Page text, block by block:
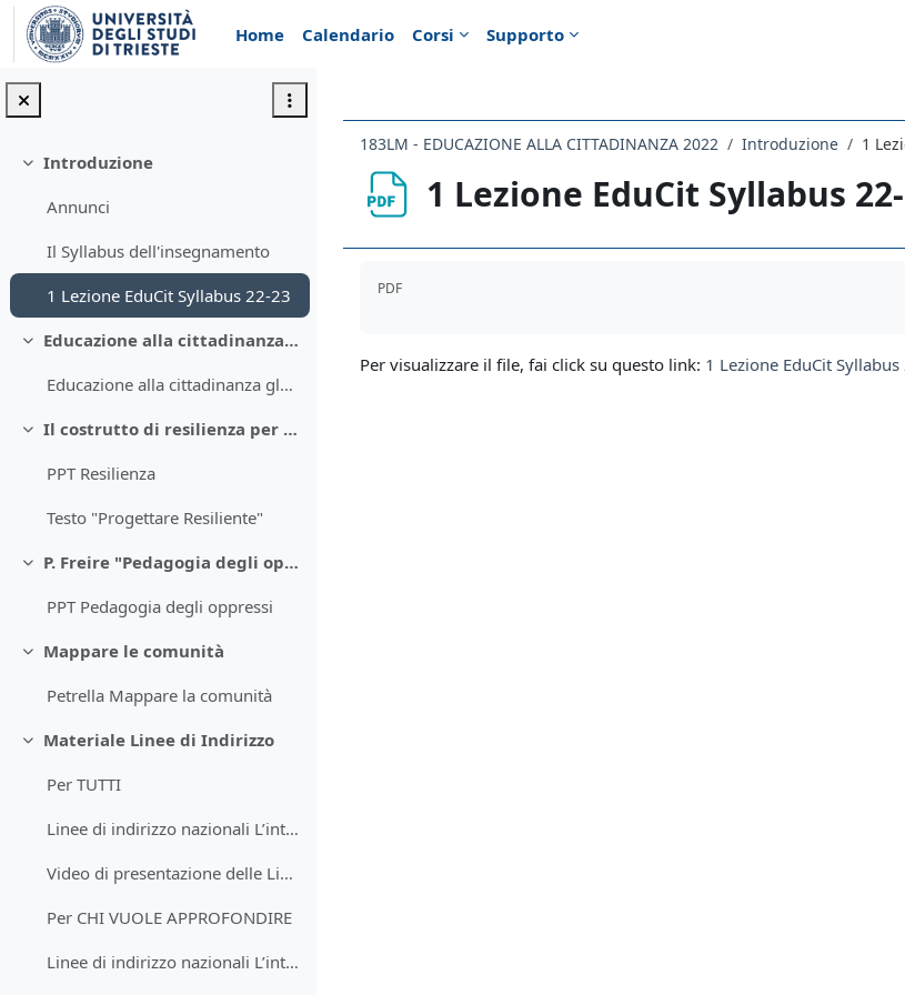
Vai al contenuto principale
Home
Calendario Corsi Supporto
Minimizza
Introduzione
Annunci
Il Syllabus dell'insegnamento
1 Lezione EduCit Syllabus 22-23
Minimizza
Educazione alla cittadinanza globale
Educazione alla cittadinanza globale
Minimizza
Il costrutto di resilienza per un progettare resiliente
PPT Resilienza
Testo "Progettare Resiliente"
Minimizza
P. Freire "Pedagogia degli oppressi"
PPT Pedagogia degli oppressi
Minimizza
Mappare le comunità
Petrella Mappare la comunità
Minimizza
Materiale Linee di Indirizzo
Per TUTTI
Linee di indirizzo nazionali L’intervento con bambini e famiglie in situazione di vulnerabilità. Versione Easy to Read
Video di presentazione delle Linee di indirizzo L’intervento con bambini e famiglie in situazione di vulnerabilità
Per CHI VUOLE APPROFONDIRE
Linee di indirizzo nazionali L’intervento con bambini e famiglie in situazione di vulnerabilità. Versione completa
183LM - EDUCAZIONE ALLA CITTADINANZA 2022 Introduzione 1
1 Lezione EduCit Syllabus
PDF
Per visualizzare il file, fai click su questo link: 1 Lezione EduCit